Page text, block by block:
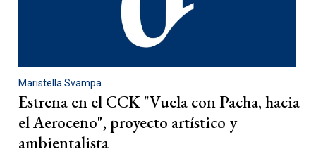
Maristella Svampa
Estrena en el CCK "Vuela con Pacha, hacia
el Aeroceno", proyecto artístico y
ambientalista